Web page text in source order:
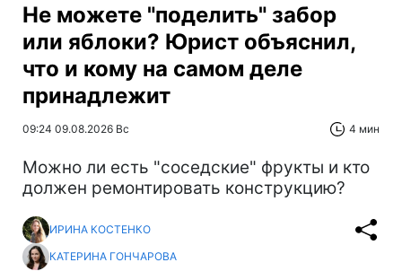
Не можете "поделить" забор
или яблоки? Юрист объяснил,
что и кому на самом деле
принадлежит
09:24 09.08.2026 Вс 4 мин
Можно ли есть "соседские" фрукты и кто
должен ремонтировать конструкцию?
ИРИНА КОСТЕНКО
КАТЕРИНА ГОНЧАРОВА